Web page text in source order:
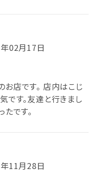
02月17日
店です。 店内はこじ
です。友達と行きまし
です。
11月28日